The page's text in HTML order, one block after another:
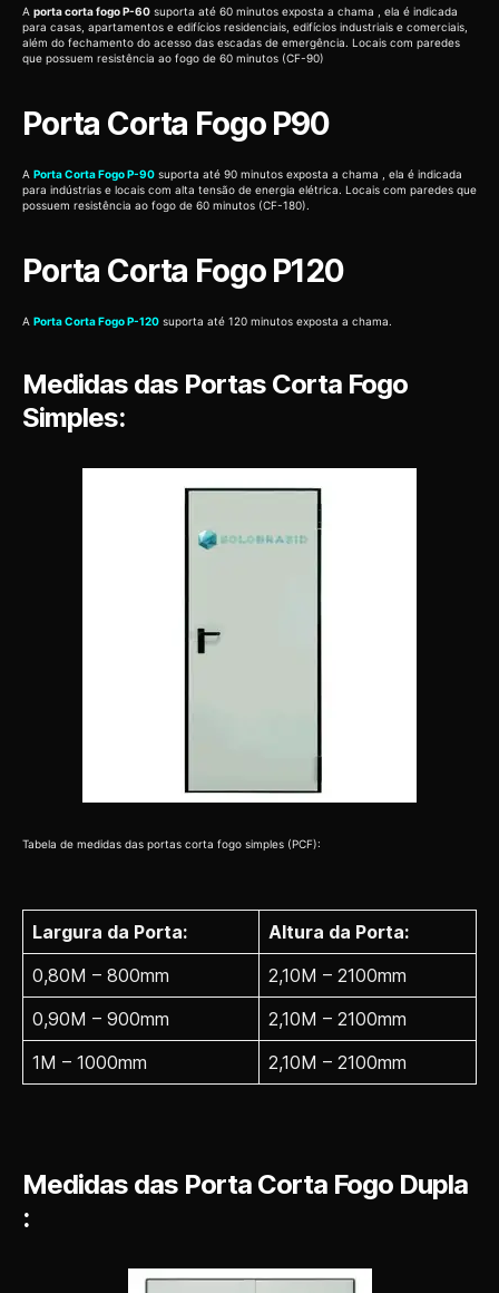
A porta corta fogo P-60 suporta até 60 minutos exposta a chama , ela é indicada
para casas, apartamentos e edifícios residenciais, edifícios industriais e comerciais,
além do fechamento do acesso das escadas de emergência. Locais com paredes
que possuem resistência ao fogo de 60 minutos (CF-90)
Porta Corta Fogo P90
A Porta Corta Fogo P-90 suporta até 90 minutos exposta a chama , ela é indicada
para indústrias e locais com alta tensão de energia elétrica. Locais com paredes que
possuem resistência ao fogo de 60 minutos (CF-180).
Porta Corta Fogo P120
A Porta Corta Fogo P-120 suporta até 120 minutos exposta a chama.
Medidas das Portas Corta Fogo
Simples:
Tabela de medidas das portas corta fogo simples (PCF):
Largura da Porta:
Altura da Porta:
0,80M – 800mm
2,10M – 2100mm
0,90M – 900mm
2,10M – 2100mm
1M – 1000mm
2,10M – 2100mm
Medidas das Porta Corta Fogo Dupla
: